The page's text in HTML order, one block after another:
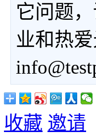
它问题
业和热
收藏 邀请